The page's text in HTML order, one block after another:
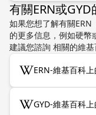
有關ERN或
如果您想了解有關ERN
的更多信息，例如硬幣
建議您諮詢 相關的維基
ERN-維基百科
GYD-維基百科